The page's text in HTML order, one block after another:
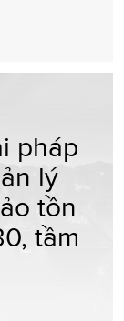
pháp
lý
tồn
tầm